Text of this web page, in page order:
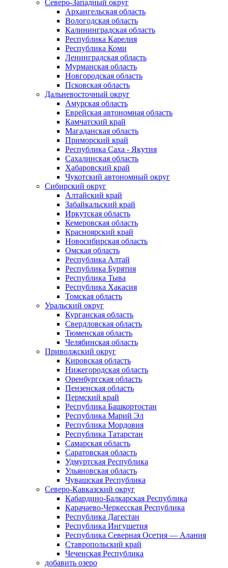
Северо-Западный округ
Архангельская область
Вологодская область
Калининградская область
Республика Карелия
Республика Коми
Ленинградская область
Мурманская область
Новгородская область
Псковская область
Дальневосточный округ
Амурская область
Еврейская автономная область
Камчатский край
Магаданская область
Приморский край
Республика Саха - Якутия
Сахалинская область
Хабаровский край
Чукотский автономный округ
Сибирский округ
Алтайский край
Забайкальский край
Иркутская область
Кемеровская область
Красноярский край
Новосибирская область
Омская область
Республика Алтай
Республика Бурятия
Республика Тыва
Республика Хакасия
Томская область
Уральский округ
Курганская область
Свердловская область
Тюменская область
Челябинская область
Приволжский округ
Кировская область
Нижегородская область
Оренбургская область
Пензенская область
Пермский край
Республика Башкортостан
Республика Марий Эл
Республика Мордовия
Республика Татарстан
Самарская область
Саратовская область
Удмуртская Республика
Ульяновская область
Чувашская Республика
Северо-Кавказский округ
Кабардино-Балкарская Республика
Карачаево-Черкесская Республика
Республика Дагестан
Республика Ингушетия
Республика Северная Осетия — Алания
Ставропольский край
Чеченская Республика
добавить озеро